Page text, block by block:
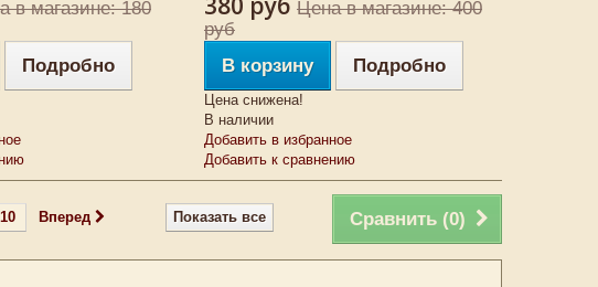
в магазине: 180
Подробно
Цена в магазине: 400
руб
В корзину
Подробно
Цена снижена!
В наличии
Добавить в избранное
Добавить к сравнению
Сравнить (0)
Показать все
10 Вперед